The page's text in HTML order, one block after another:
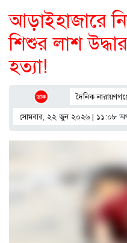
আড়াইহাজারে
শিশুর লাশ
হত্যা!
দৈনিক
সোমবার, ২২ জুন ২০২৬ | ১১:০৮